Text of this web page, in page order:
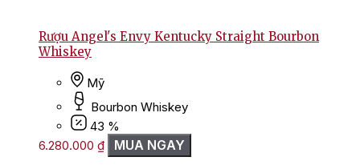
Rượu Angel's Envy Kentucky Straight Bourbon
Whiskey
Mỹ
Bourbon Whiskey
43 %
6.280.000 ₫ MUA NGAY